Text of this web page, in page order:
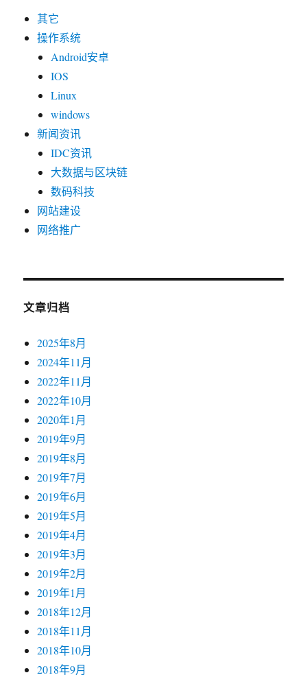
其它
操作系统
Android安卓
IOS
Linux
windows
新闻资讯
IDC资讯
大数据与区块链
数码科技
网站建设
网络推广
文章归档
2025年8月
2024年11月
2022年11月
2022年10月
2020年1月
2019年9月
2019年8月
2019年7月
2019年6月
2019年5月
2019年4月
2019年3月
2019年2月
2019年1月
2018年12月
2018年11月
2018年10月
2018年9月